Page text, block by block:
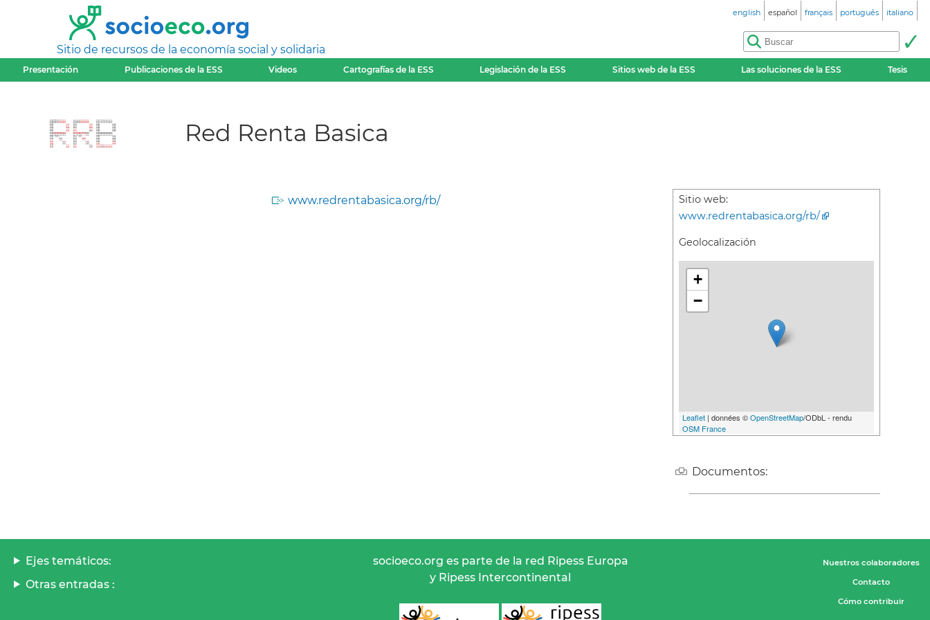
Sitio de recursos de la economía social y solidaria
english español français português italiano
Presentación Publicaciones de la ESS Videos Cartografías de la ESS Legislación de la ESS Sitios web de la ESS Las soluciones de la ESS Tesis
Red Renta Basica
www.redrentabasica.org/rb/
Sitio web:
www.redrentabasica.org/rb/
Geolocalización
+
−
Leaflet | données ©OpenStreetMap/ODbL - rendu
OSM France
Documentos:
Ejes temáticos:
Otras entradas :
socioeco.org es parte de la red Ripess Europa
y Ripess Intercontinental
Nuestros colaboradores
Contacto
Cómo contribuir